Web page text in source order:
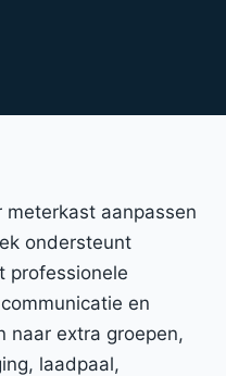
aanpassen
ondersteunt
professionele
en
naar extra groepen,
laadpaal,